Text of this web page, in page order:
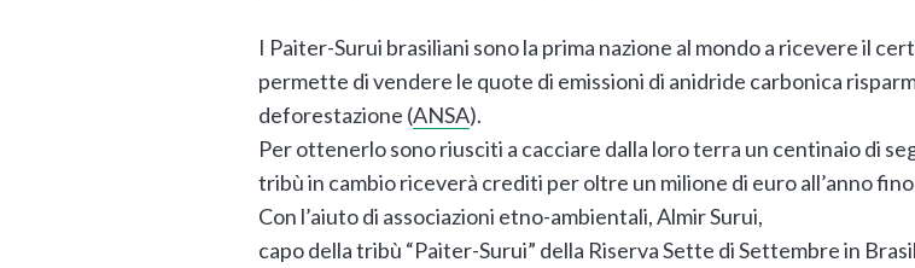
I Paiter-Surui brasiliani sono la prima nazione al mondo a ricevere il
permette di vendere le quote di emissioni di anidride carbonica
deforestazione (ANSA).
Per ottenerlo sono riusciti a cacciare dalla loro terra un centinaio di
tribù in cambio riceverà crediti per oltre un milione di euro all’anno
Con l’aiuto di associazioni etno-ambientali, Almir Surui,
capo della tribù “Paiter-Surui” della Riserva Sette di Settembre in